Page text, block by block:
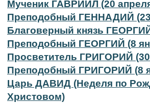
Мученик ГАВРИИЛ (20
Преподобный ГЕННАДИЙ
Благоверный князь
Преподобный ГЕОРГИЙ (8
Просветитель ГРИГОРИЙ (30
Преподобный ГРИГОРИЙ (8
Царь ДАВИД (Неделя по
Христовом)